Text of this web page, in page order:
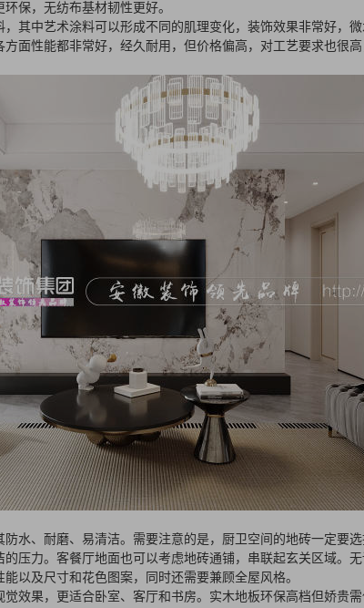
保，无纺布基材韧性更好。
其中艺术涂料可以形成不同的肌理变化，装饰效果非常好，
面性能都非常好，经久耐用，但价格偏高，对工艺要求也很
水、耐磨、易清洁。需要注意的是，厨卫空间的地砖一定要
压力。客餐厅地面也可以考虑地砖通铺，串联起玄关区域。
以及尺寸和花色图案，同时还需要兼顾全屋风格。
效果，更适合卧室、客厅和书房。实木地板环保高档但娇贵